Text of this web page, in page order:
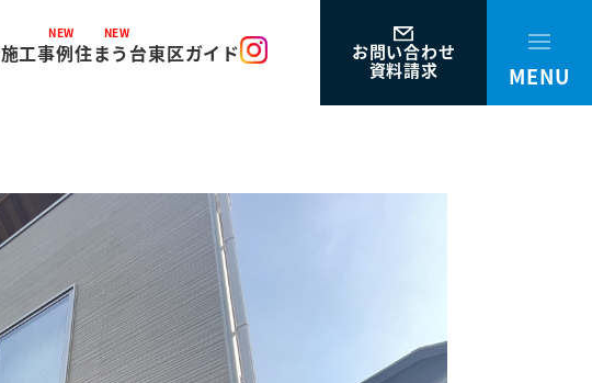
NEW
施工事例
NEW
住まう台東区ガイド
お問い合わせ
資料請求